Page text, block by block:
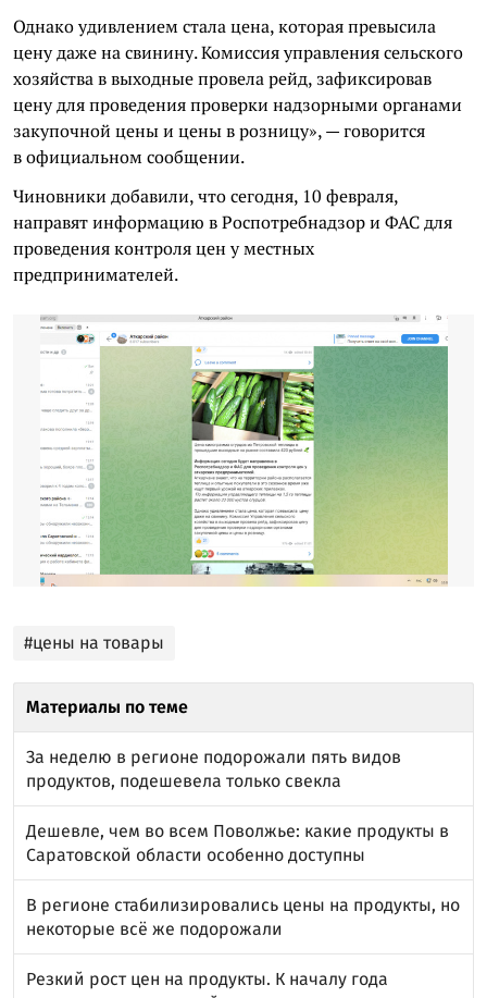
Однако удивлением стала цена, которая превысила
цену даже на свинину. Комиссия управления сельского
хозяйства в выходные провела рейд, зафиксировав
цену для проведения проверки надзорными органами
закупочной цены и цены в розницу», — говорится
в официальном сообщении.
Чиновники добавили, что сегодня, 10 февраля,
направят информацию в Роспотребнадзор и ФАС для
проведения контроля цен у местных
предпринимателей.
#цены на товары
Материалы по теме
За неделю в регионе подорожали пять видов
продуктов, подешевела только свекла
Дешевле, чем во всем Поволжье: какие продукты в
Саратовской области особенно доступны
В регионе стабилизировались цены на продукты, но
некоторые всё же подорожали
Резкий рост цен на продукты. К началу года